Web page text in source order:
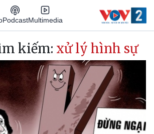
PodcastMultimedia
kiếm: xử lý hình sự